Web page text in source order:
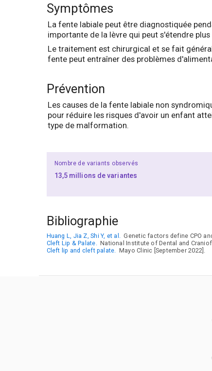
Symptômes
La fente labiale peut être diagnostiquée
importante de la lèvre qui peut s'étendre
Le traitement est chirurgical et se fait
fente peut entraîner des problèmes
Prévention
Les causes de la fente labiale non
pour réduire les risques d'avoir un enfant
type de malformation.
Nombre de variants observés
13,5 millions de variantes
Bibliographie
Huang L, Jia Z, Shi Y, et al. Genetic factors define CPO
Cleft Lip & Palate. National Institute of Dental and
Cleft lip and cleft palate. Mayo Clinic [September 2022].